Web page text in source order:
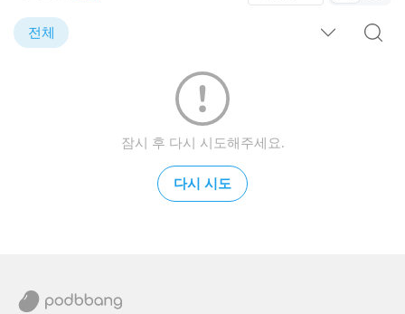
전체
잠시 후 다시 시도해주세요.
다시 시도